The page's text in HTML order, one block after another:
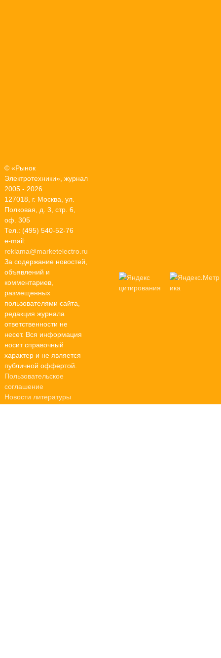
© «Рынок
Электротехники», журнал
2005 - 2026
127018, г. Москва, ул.
Полковая, д. 3, стр. 6,
оф. 305
Тел.: (495) 540-52-76
e-mail:
reklama@marketelectro.ru
За содержание новостей,
объявлений и
комментариев,
размещенных
пользователями сайта,
редакция журнала
ответственности не
несет. Вся информация
носит справочный
характер и не является
публичной оффертой.
Пользовательское
соглашение
Новости литературы